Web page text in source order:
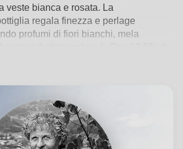
veste bianca e rosata. La
regala finezza e perlage
profumi di fiori bianchi, mela
a 6-8°C ed è perfetto con aperitivi,
e sostenibile, riflettendo l’identità del
di Renzo Rosso per un prodotto
in ogni momento speciale.
→